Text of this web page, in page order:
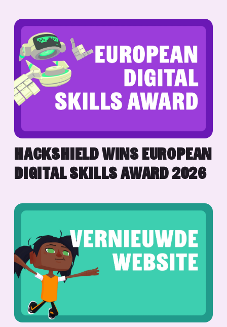
HACKSHIELD WINS EUROPEAN
DIGITAL SKILLS AWARD 2026